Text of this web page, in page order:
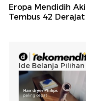
Eropa Mendidih
Tembus 42 Derajat